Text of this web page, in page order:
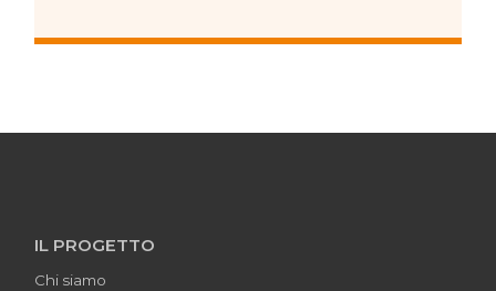
IL PROGETTO
Chi siamo